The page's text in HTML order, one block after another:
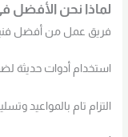
لماذا نحن الأفضل
فريق عمل من أفضل
استخدام أدوات حديثة
التزام تام بالمواعيد